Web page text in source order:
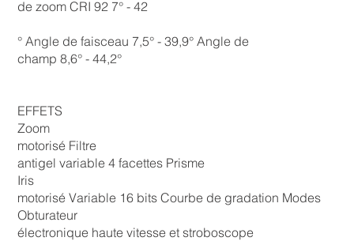
de zoom CRI 92 7° - 42
° Angle de faisceau 7,5° - 39,9° Angle de
champ 8,6° - 44,2°
EFFETS
Zoom
motorisé Filtre
antigel variable 4 facettes Prisme
Iris
motorisé Variable 16 bits Courbe de gradation Modes
Obturateur
électronique haute vitesse et stroboscope